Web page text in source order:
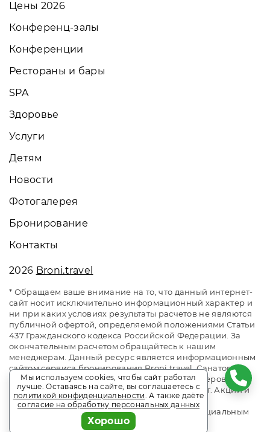
Цены 2026
Конференц-залы
Конференции
Рестораны и бары
SPA
Здоровье
Услуги
Детям
Новости
Фотогалерея
Бронирование
Контакты
2026 Broni.travel
* Обращаем ваше внимание на то, что данный интернет-
сайт носит исключительно информационный характер и
ни при каких условиях результаты расчетов не являются
публичной офертой, определяемой положениями Статьи
437 Гражданского кодекса Российской Федерации. За
окончательным расчетом обращайтесь к нашим
менеджерам. Данный ресурс является информационным
сайтом сервиса бронирования Broni.travel. Санаторий
«Заполярье». Сайт онлайн бронирования номеров.
Актуальные цены, прайс-листы и наличие мест. Акции и
спецпредложения. Выгодное бронирование.
Индивидуальный менеджер. Не является официальным
сайтом объекта размещения.
Мы используем cookies, чтобы сайт работал
лучше. Оставаясь на сайте, вы соглашаетесь с
политикой конфиденциальности. А также даёте
согласие на обработку персональных данных
Хорошо